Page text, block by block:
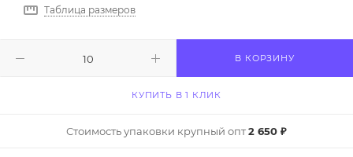
Таблица размеров
В КОРЗИНУ
КУПИТЬ В 1 КЛИК
Стоимость упаковки крупный опт2 650 ₽